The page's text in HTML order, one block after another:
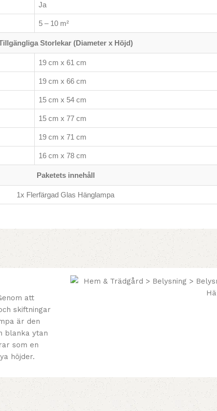
Ja
5 – 10 m²
Storlekar (Diameter x Höjd)
19 cm x 61 cm
19 cm x 66 cm
15 cm x 54 cm
15 cm x 77 cm
19 cm x 71 cm
16 cm x 78 cm
Paketets innehåll
1x Flerfärgad Glas Hänglampa
att
skiftningar
är den
blanka ytan
som en
höjder.